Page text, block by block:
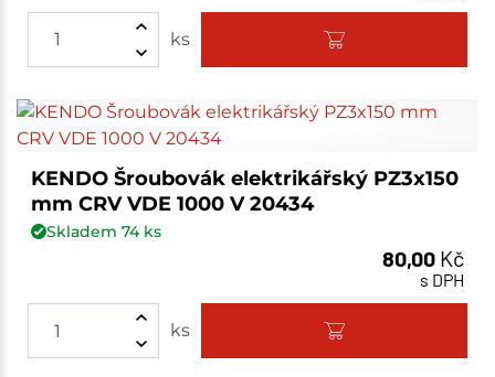
ks
KENDO Šroubovák elektrikářský PZ3x150
mm CRV VDE 1000 V 20434
Skladem 74ks
80,00 Kč
s DPH
ks